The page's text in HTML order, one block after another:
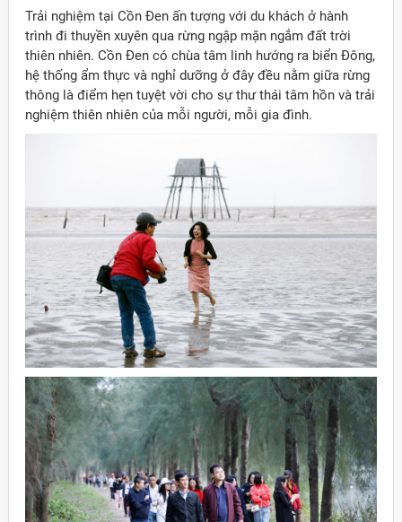
Trải nghiệm tại Cồn Đen ấn tượng với du khách ở hành
trình đi thuyền xuyên qua rừng ngập mặn ngắm đất trời
thiên nhiên. Cồn Đen có chùa tâm linh hướng ra biển Đông,
hệ thống ẩm thực và nghỉ dưỡng ở đây đều nằm giữa rừng
thông là điểm hẹn tuyệt vời cho sự thư thái tâm hồn và trải
nghiệm thiên nhiên của mỗi người, mỗi gia đình.